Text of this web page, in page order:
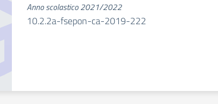
Anno scolastico 2021/2022
10.2.2a-fsepon-ca-2019-222